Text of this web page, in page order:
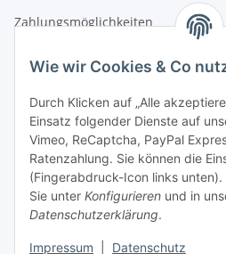
Wie wir Cookies & Co
Durch Klicken auf „Alle
Einsatz folgender Dienste auf
Vimeo, ReCaptcha, PayPal
Ratenzahlung. Sie können die
(Fingerabdruck-Icon links unten).
Sie unter Konfigurieren und in
Datenschutzerklärung.
Impressum Datenschutz
Zahlungsmöglichkeiten
Gesetzliche Informationen
Datenschutz
AGB
Sitemap